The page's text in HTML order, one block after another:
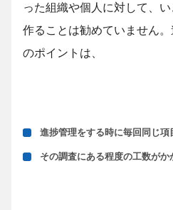
った組織や個人に対して、
作ることは勧めていません
のポイントは、
進捗管理をする時に毎回同じ項
その調査にある程度の工数がか